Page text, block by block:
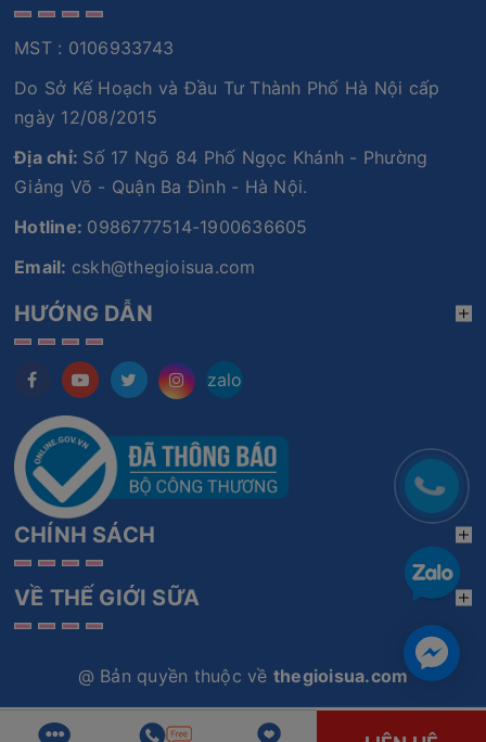
MST : 0106933743
Do Sở Kế Hoạch và Đầu Tư Thành Phố Hà Nội cấp
ngày 12/08/2015
Địa chỉ: Số 17 Ngõ 84 Phố Ngọc Khánh - Phường
Giảng Võ - Quận Ba Đình - Hà Nội.
Hotline: 0986777514-1900636605
Email: cskh@thegioisua.com
HƯỚNG DẪN
zalo
CHÍNH SÁCH
VỀ THẾ GIỚI SỮA
@ Bản quyền thuộc về thegioisua.com